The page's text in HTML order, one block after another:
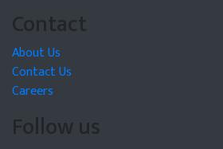
Contact
About Us
Contact Us
Careers
Follow us